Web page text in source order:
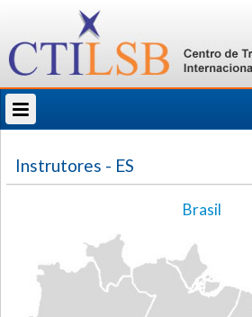
Instrutores - ES
Brasil